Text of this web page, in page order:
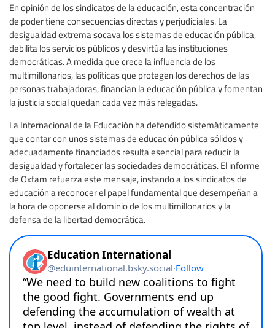
En opinión de los sindicatos de la educación, esta concentración
de poder tiene consecuencias directas y perjudiciales. La
desigualdad extrema socava los sistemas de educación pública,
debilita los servicios públicos y desvirtúa las instituciones
democráticas. A medida que crece la influencia de los
multimillonarios, las políticas que protegen los derechos de las
personas trabajadoras, financian la educación pública y fomentan
la justicia social quedan cada vez más relegadas.
La Internacional de la Educación ha defendido sistemáticamente
que contar con unos sistemas de educación pública sólidos y
adecuadamente financiados resulta esencial para reducir la
desigualdad y fortalecer las sociedades democráticas. El informe
de Oxfam refuerza este mensaje, instando a los sindicatos de
educación a reconocer el papel fundamental que desempeñan a
la hora de oponerse al dominio de los multimillonarios y la
defensa de la libertad democrática.